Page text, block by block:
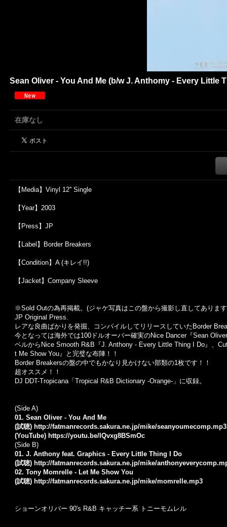
Sean Oliver - You And Me (b/w J. Anthomy - Every Little
在庫なし
【Media】Vinyl 12'' Single
【Year】2003
【Press】JP
【Label】Border Breakers
【Condition】A (キレイ!!)
【Jacket】Company Sleeve
※Sold Outの為再掲載。 (ジャケ写真はこの盤から撮影し直してありま
JP Original Press.
レアな良曲ばかりを発掘、コンパイルしてリリースしていたBorder
今となっては海外では100ドルオーバー確実のNice Dancer『Sean
ベルからNice Smooth R&B『J. Anthony - Every Little Thing I Do』、
t Me Show You』と完璧な布陣！！
Border Breakersの盤の中でもかなり見かけない部類の1枚です！！
超オススメ！！
DJ DDT-Tropicana「Tropical R&B Dictionary -Orange-」に収録。
(Side A)
01. Sean Oliver - You And Me
(試聴) http://fatmanrecords.sakura.ne.jp/mike/seanyoumecomp.mp3
(YouTube) https://youtu.be/IQvxg8BSmOc
(Side B)
01. J. Anthony feat. Graphics - Every Little Thing I Do
(試聴) http://fatmanrecords.sakura.ne.jp/mike/
02. Tony Momrelle - Let Me Show You
(試聴) http://fatmanrecords.sakura.ne.jp/mike/momrelle.mp3
ショーンオリバー 90's R&B キャッチー系 トニーモムレル